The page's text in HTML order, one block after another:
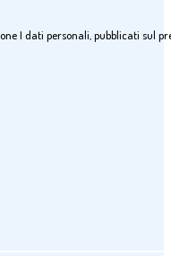
I dati personali, pubblicati sul